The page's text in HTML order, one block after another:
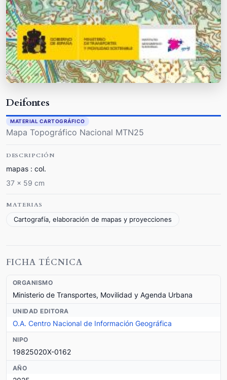
Deifontes
MATERIAL CARTOGRÁFICO
Mapa Topográfico Nacional MTN25
DESCRIPCIÓN
mapas : col.
37 x 59 cm
MATERIAS
Cartografía, elaboración de mapas y proyecciones
FICHA TÉCNICA
ORGANISMO
Ministerio de Transportes, Movilidad y Agenda Urbana
UNIDAD EDITORA
O.A. Centro Nacional de Información Geográfica
NIPO
19825020X-0162
AÑO